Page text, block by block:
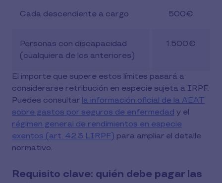
Cada descendiente a cargo 500€
Personas con discapacidad
(cualquiera de los anteriores)
1.500€
El importe que supere estos límites pasará a
considerarse retribución en especie sujeta a IRPF.
Puedes consultar la información oficial de la AEAT
sobre gastos por seguros de enfermedad y el
régimen general de rendimientos en especie
exentos (art. 42.3 LIRPF) para ampliar el detalle
normativo.
Requisito clave: quién debe pagar las